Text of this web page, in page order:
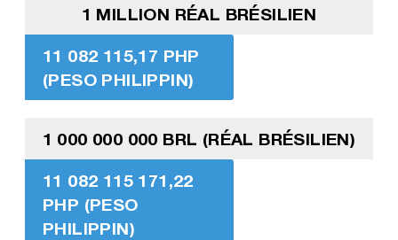
1 MILLION RÉAL BRÉSILIEN
11 082 115,17 PHP
(PESO PHILIPPIN)
1 000 000 000 BRL (RÉAL BRÉSILIEN)
11 082 115 171,22
PHP (PESO
PHILIPPIN)